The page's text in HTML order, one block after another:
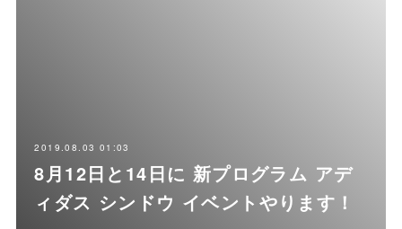
2019.08.03 01:03
8月12日と14日に 新プログラム アデ
ィダス シンドウ イベントやります！